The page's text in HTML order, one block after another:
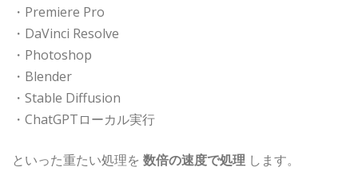
・Premiere Pro
・DaVinci Resolve
・Photoshop
・Blender
・Stable Diffusion
・ChatGPTローカル実行
といった重たい処理を 数倍の速度で処理 します。